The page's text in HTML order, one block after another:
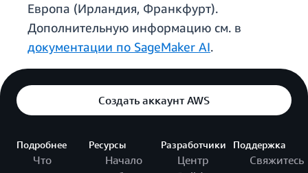
Европа (Ирландия, Франкфурт).
Дополнительную информацию см. в
документации по SageMaker AI.
Создать аккаунт AWS
Подробнее
Что
Ресурсы
Начало
Разработчики
Центр
Поддержка
Свяжитесь